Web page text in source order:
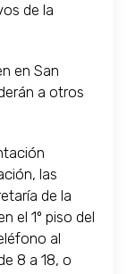
de la
en San
a otros
las
de la
el 1º piso del
al
8 a 18, o